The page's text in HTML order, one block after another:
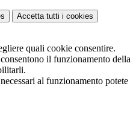
Accetta tutti i cookies
quali cookie consentire.
il funzionamento della
al funzionamento potete